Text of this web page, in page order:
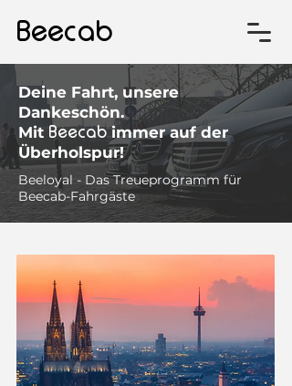
Beecab
Deine Fahrt, unsere
Dankeschön.
Mit Beecab immer auf der
Überholspur!
Beeloyal - Das Treueprogramm für
Beecab-Fahrgäste